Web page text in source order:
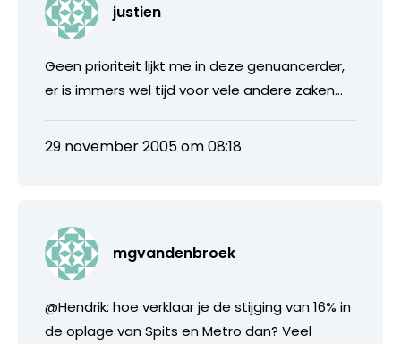
justien
Geen prioriteit lijkt me in deze genuancerder,
er is immers wel tijd voor vele andere zaken…
29 november 2005 om 08:18
mgvandenbroek
@Hendrik: hoe verklaar je de stijging van 16% in
de oplage van Spits en Metro dan? Veel